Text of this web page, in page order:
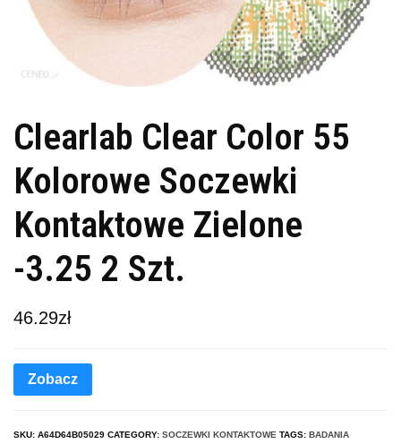
Clearlab Clear Color 55
Kolorowe Soczewki
Kontaktowe Zielone
-3.25 2 Szt.
46.29zł
Zobacz
SKU: A64D64B05029 CATEGORY: SOCZEWKI KONTAKTOWE TAGS: BADANIA